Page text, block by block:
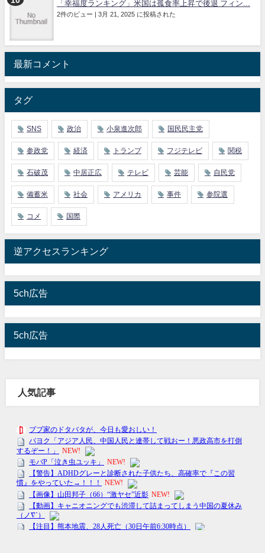
「幸福度ランキング」米国は孤食率上昇で後退 フィン...
2件のビュー 3月 21, 2025 に投稿された
最新コメント
タグ
SNS 政治 小泉進次郎 国民民主党
参政党 経済 トランプ フジテレビ 関税
石破茂 中居正広 テレビ 芸能 自民党
備蓄米 社会 アメリカ 事件 参院選
コメ 国際
逆アクセスランキング
5ch広告
5ch広告
人気記事